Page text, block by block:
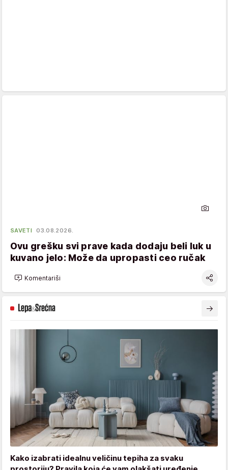
SAVETI 03.08.2026.
Ovu grešku svi prave kada dodaju beli luk u
kuvano jelo: Može da upropasti ceo ručak
Komentariši
Kako izabrati idealnu veličinu tepiha za svaku